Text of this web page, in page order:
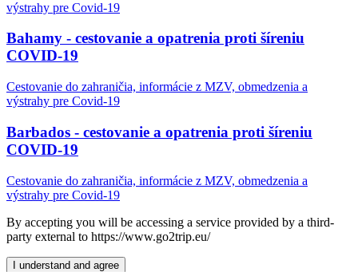
výstrahy pre Covid-19
Bahamy - cestovanie a opatrenia proti šíreniu
COVID-19
Cestovanie do zahraničia, informácie z MZV, obmedzenia a
výstrahy pre Covid-19
Barbados - cestovanie a opatrenia proti šíreniu
COVID-19
Cestovanie do zahraničia, informácie z MZV, obmedzenia a
výstrahy pre Covid-19
By accepting you will be accessing a service provided by a third-
party external to https://www.go2trip.eu/
I understand and agree